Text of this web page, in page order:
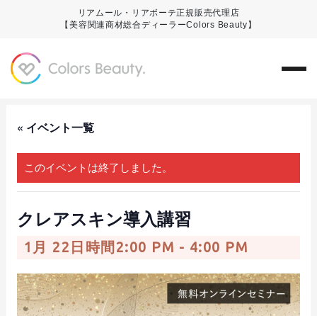
リアムール・リアボーテ正規販売代理店
【美容関連商材総合ディーラーColors Beauty】
« イベント一覧
このイベントは終了しました。
クレアスキン導入講習
1月 22日時間2:00 PM - 4:00 PM